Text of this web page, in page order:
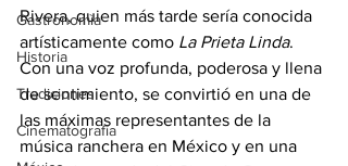
Gastronomìa
Historia
Tradiciones
Cinematografía
Rivera, quien más tarde sería conocida
artísticamente como La Prieta Linda.
Con una voz profunda, poderosa y llena
de sentimiento, se convirtió en una de
las máximas representantes de la
música ranchera en México y en una